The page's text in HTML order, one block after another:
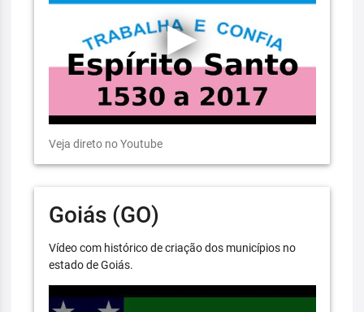
Veja direto no Youtube
Goiás (GO)
Vídeo com histórico de criação dos municípios no
estado de Goiás.